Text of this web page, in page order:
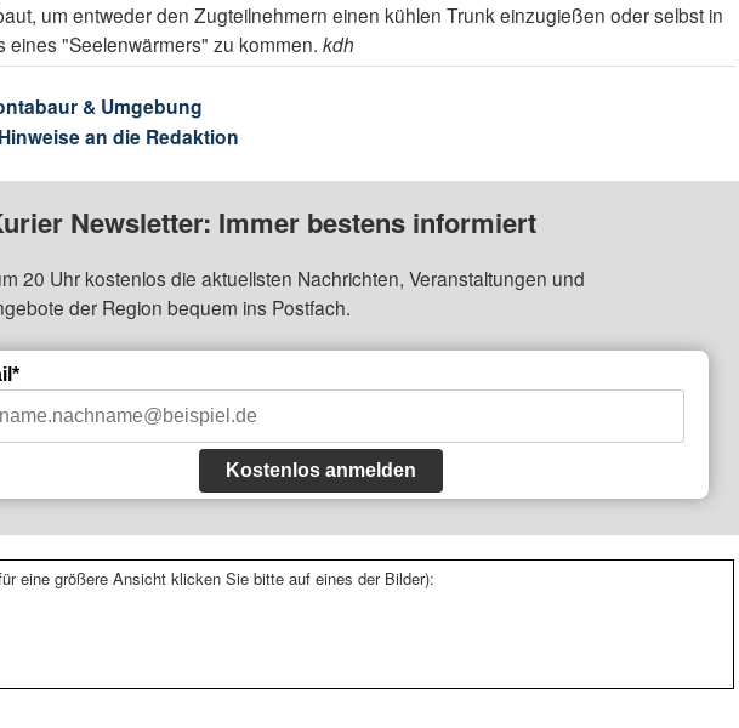
um entweder den Zugteilnehmern einen kühlen Trunk einzugießen oder selbst in
eines "Seelenwärmers" zu kommen.kdh
& Umgebung
Hinweise an die Redaktion
Newsletter: Immer bestens informiert
20 Uhr kostenlos die aktuellsten Nachrichten, Veranstaltungen und
der Region bequem ins Postfach.
Kostenlos anmelden
eine größere Ansicht klicken Sie bitte auf eines der Bilder):